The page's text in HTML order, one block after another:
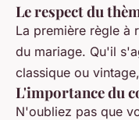
Le respect du
La première règle à
du mariage. Qu'il
classique ou
L'importance du
N'oubliez pas que